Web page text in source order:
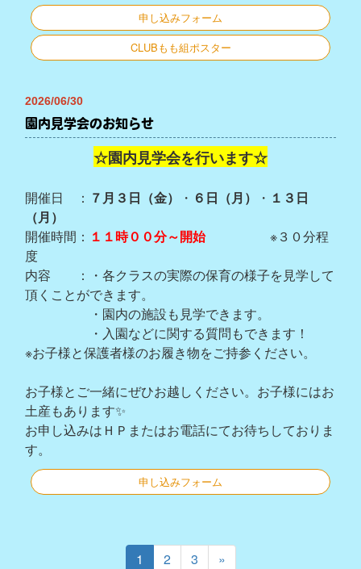
申し込みフォーム
CLUBもも組ポスター
2026/06/30
園内見学会のお知らせ
☆園内見学会を行います☆
開催日 ： ７月 ３日（金） ・ ６日（月） ・ １３日
（月）
開催時間： １１時００分～開始※３０分程
度
内容 ：・各クラスの実際の保育の様子を見学して
頂くことができます。
・園内の施設も見学できます。
・入園などに関する質問もできます！
※お子様と保護者様のお履き物をご持参ください。
お子様とご一緒にぜひお越しください。お子様にはお
土産もあります✨
お申し込みはＨＰまたはお電話にてお待ちしておりま
す。
申し込みフォーム
1 2 3 »